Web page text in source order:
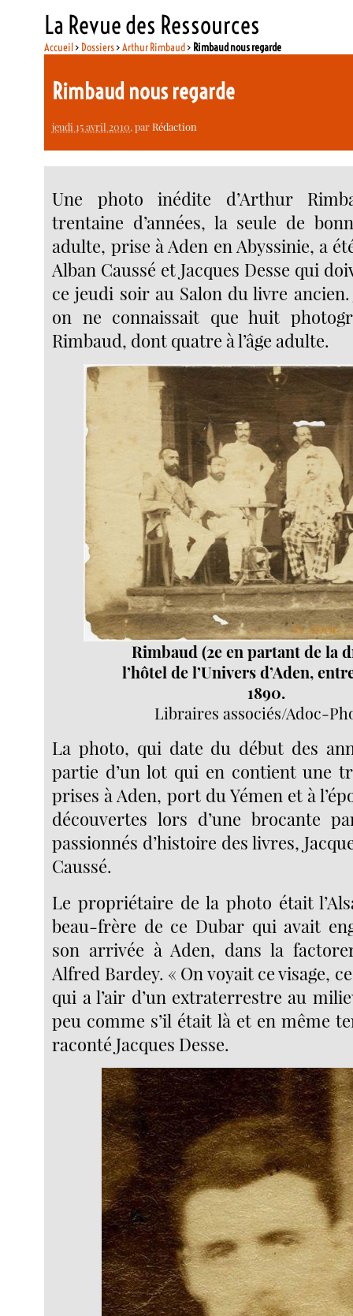
La Revue des Ressources
Accueil> Dossiers>Arthur Rimbaud> Rimbaud nous regarde
Rimbaud nous regarde
jeudi 15 avril 2010, parRédaction
Une photo inédite d’Arthur
trentaine d’années, la seule de
adulte, prise à Aden en Abyssinie, a
Alban Caussé et Jacques Desse qui
ce jeudi soir au Salon du livre ancien.
on ne connaissait que huit
Rimbaud, dont quatre à l’âge adulte.
Rimbaud (2e en partant de la
l’hôtel de l’Univers d’Aden,
1890.
Libraires associés/Adoc-
La photo, qui date du début des
partie d’un lot qui en contient une
prises à Aden, port du Yémen et à
découvertes lors d’une brocante
passionnés d’histoire des livres,
Caussé.
Le propriétaire de la photo était
beau-frère de ce Dubar qui avait
son arrivée à Aden, dans la
Alfred Bardey. « On voyait ce visage,
qui a l’air d’un extraterrestre au
peu comme s’il était là et en même
raconté Jacques Desse.